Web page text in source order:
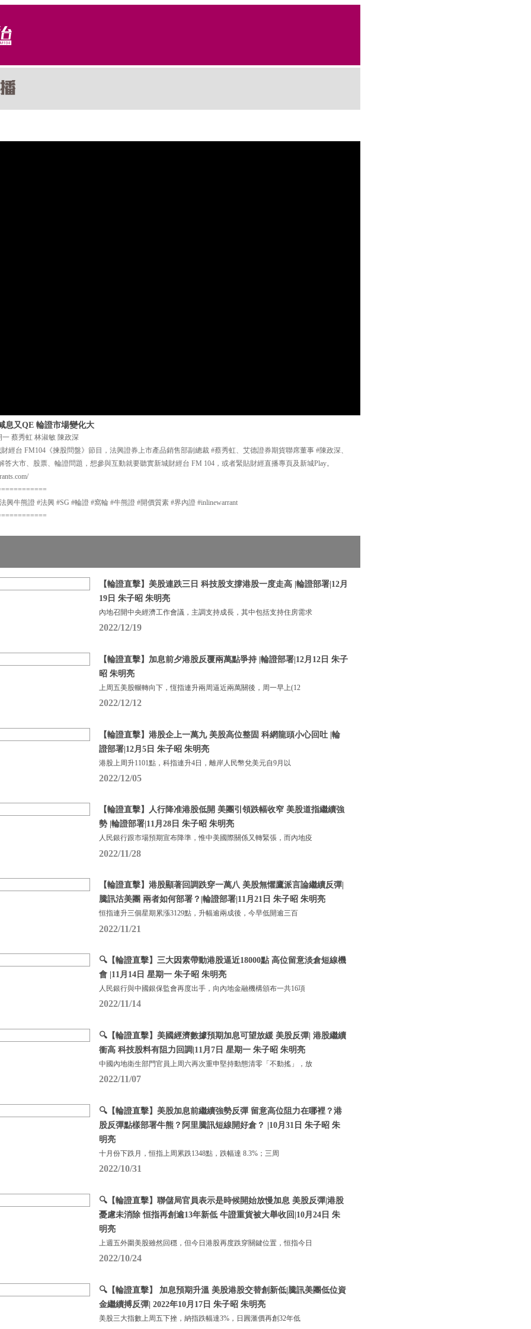
息又QE 輪證市場變化大
一 蔡秀虹 林淑敏 陳政深
經台 FM104《揀股問盤》節目，法興證券上市產品銷售部副總裁 #蔡秀虹、艾德證券期貨聯席董事 #陳政深、
答大市、股票、輪證問題，想參與互動就要聽實新城財經台 FM 104，或者緊貼財經直播專頁及新城Play。
興牛熊證 #法興 #SG #輪證 #窩輪 #牛熊證 #開價質素 #界內證 #inlinewarrant
【輪證直擊】美股連跌三日 科技股支撐港股一度走高 |輪證部署|12月
19日 朱子昭 朱明亮
內地召開中央經濟工作會議，主調支持成長，其中包括支持住房需求
2022/12/19
【輪證直擊】加息前夕港股反覆兩萬點爭持 |輪證部署|12月12日 朱子
昭 朱明亮
上周五美股輾轉向下，恆指連升兩周逼近兩萬關後，周一早上(12
2022/12/12
【輪證直擊】港股企上一萬九 美股高位整固 科網龍頭小心回吐 |輪
證部署|12月5日 朱子昭 朱明亮
港股上周升1101點，科指連升4日，離岸人民幣兌美元自9月以
2022/12/05
【輪證直擊】人行降准港股低開 美團引領跌幅收窄 美股道指繼續強
勢 |輪證部署|11月28日 朱子昭 朱明亮
人民銀行跟市場預期宣布降準，惟中美國際關係又轉緊張，而內地疫
2022/11/28
【輪證直擊】港股顯著回調跌穿一萬八 美股無懼鷹派言論繼續反彈|
騰訊沽美團 兩者如何部署？|輪證部署|11月21日 朱子昭 朱明亮
恒指連升三個星期累漲3129點，升幅逾兩成後，今早低開逾三百
2022/11/21
🔍【輪證直擊】三大因素帶動港股逼近18000點 高位留意淡倉短線機
會 |11月14日 星期一 朱子昭 朱明亮
人民銀行與中國銀保監會再度出手，向內地金融機構頒布一共16項
2022/11/14
🔍【輪證直擊】美國經濟數據預期加息可望放緩 美股反彈| 港股繼續
衝高 科技股料有阻力回調|11月7日 星期一 朱子昭 朱明亮
中國內地衛生部門官員上周六再次重申堅持動態清零「不動搖」，放
2022/11/07
🔍【輪證直擊】美股加息前繼續強勢反彈 留意高位阻力在哪裡？港
股反彈點樣部署牛熊？阿里騰訊短線開好倉？ |10月31日 朱子昭 朱
明亮
十月份下跌月，恒指上周累跌1348點，跌幅達 8.3%；三周
2022/10/31
🔍【輪證直擊】聯儲局官員表示是時候開始放慢加息 美股反彈|港股
憂慮未消除 恒指再創逾13年新低 牛證重貨被大舉收回|10月24日 朱
明亮
上週五外圍美股雖然回穩，但今日港股再度跌穿關鍵位置，恒指今日
2022/10/24
🔍【輪證直擊】 加息預期升溫 美股港股交替創新低|騰訊美團低位資
金繼續搏反彈| 2022年10月17日 朱子昭 朱明亮
美股三大指數上周五下挫，納指跌幅達3%，日圓滙價再創32年低